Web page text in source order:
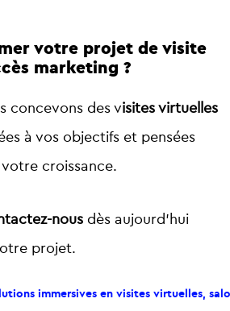
votre projet de visite
marketing ?
concevons desvisites virtuelles
à vos objectifs et pensées
croissance.
nous dès aujourd’hui
projet.
immersives en visites virtuelles,